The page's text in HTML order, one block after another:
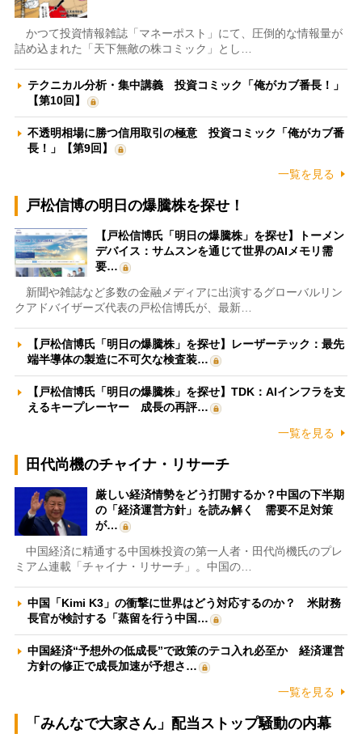
かつて投資情報雑誌「マネーポスト」にて、圧倒的な情報量が
詰め込まれた「天下無敵の株コミック」とし…
テクニカル分析・集中講義 投資コミック「俺がカブ番長！」
【第10回】
不透明相場に勝つ信用取引の極意 投資コミック「俺がカブ番
長！」【第9回】
一覧を見る
戸松信博の明日の爆騰株を探せ！
【戸松信博氏「明日の爆騰株」を探せ】トーメン
デバイス：サムスンを通じて世界のAIメモリ需
要…
新聞や雑誌など多数の金融メディアに出演するグローバルリン
クアドバイザーズ代表の戸松信博氏が、最新…
【戸松信博氏「明日の爆騰株」を探せ】レーザーテック：最先
端半導体の製造に不可欠な検査装…
【戸松信博氏「明日の爆騰株」を探せ】TDK：AIインフラを支
えるキープレーヤー 成長の再評…
一覧を見る
田代尚機のチャイナ・リサーチ
厳しい経済情勢をどう打開するか？中国の下半期
の「経済運営方針」を読み解く 需要不足対策
が…
中国経済に精通する中国株投資の第一人者・田代尚機氏のプレ
ミアム連載「チャイナ・リサーチ」。中国の…
中国「Kimi K3」の衝撃に世界はどう対応するのか？ 米財務
長官が検討する「蒸留を行う中国…
中国経済“予想外の低成長”で政策のテコ入れ必至か 経済運営
方針の修正で成長加速が予想さ…
一覧を見る
「みんなで大家さん」配当ストップ騒動の内幕